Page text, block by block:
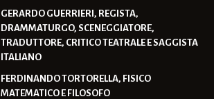
GERARDO GUERRIERI, REGISTA,
DRAMMATURGO, SCENEGGIATORE,
TRADUTTORE, CRITICO TEATRALE E SAGGISTA
ITALIANO
FERDINANDO TORTORELLA, FISICO
MATEMATICO E FILOSOFO